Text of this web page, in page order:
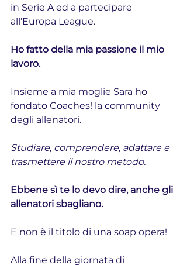
in Serie A ed a partecipare
all’Europa League.
Ho fatto della mia passione il mio
lavoro.
Insieme a mia moglie Sara ho
fondato Coaches! la community
degli allenatori.
Studiare, comprendere, adattare e
trasmettere il nostro metodo.
Ebbene sì te lo devo dire, anche gli
allenatori sbagliano.
E non è il titolo di una soap opera!
Alla fine della giornata di